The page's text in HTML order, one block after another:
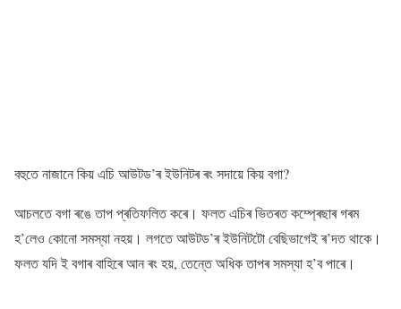
বহুতে নাজানে কিয় এচি আউটড’ৰ ইউনিটৰ ৰং সদায়ে কিয় বগা?
আচলতে বগা ৰঙে তাপ প্ৰতিফলিত কৰে। ফলত এচিৰ ভিতৰত কম্প্ৰেছাৰ গৰম
হ’লেও কোনো সমস্যা নহয়। লগতে আউটড’ৰ ইউনিটটো বেছিভাগেই ৰ’দত থাকে।
ফলত যদি ই বগাৰ বাহিৰে আন ৰং হয়, তেন্তে অধিক তাপৰ সমস্যা হ’ব পাৰে।